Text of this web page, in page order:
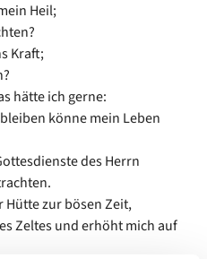
Heil;
Kraft;
hätte ich gerne:
könne mein Leben
des Herrn
Hütte zur bösen Zeit,
Zeltes und erhöht mich auf